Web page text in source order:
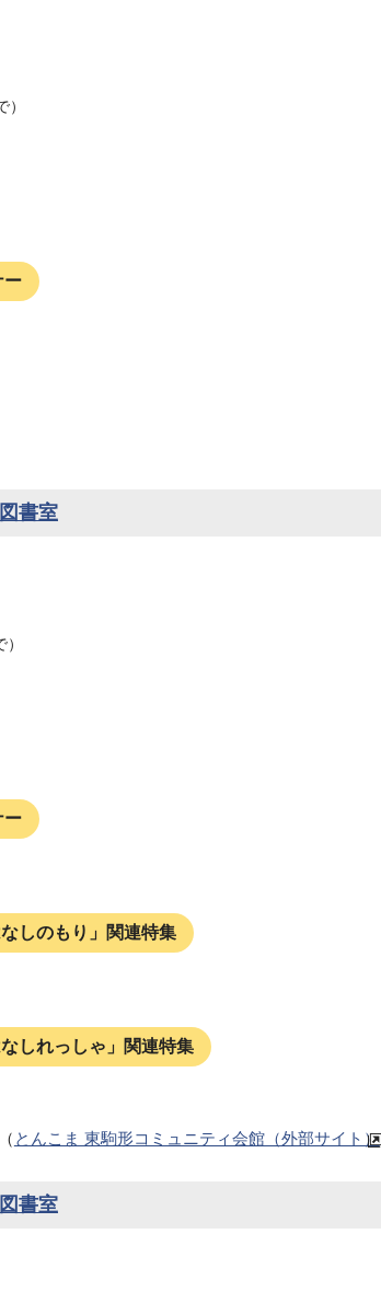
）
ー
書室
ー
しのもり」関連特集
しれっしゃ」関連特集
とんこま 東駒形コミュニティ会館（外部サイト）
書室